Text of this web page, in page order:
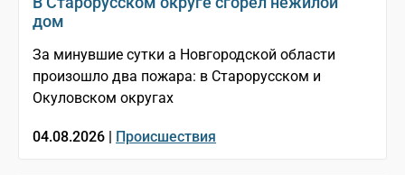
дом
За минувшие сутки а Новгородской области
произошло два пожара: в Старорусском и
Окуловском округах
04.08.2026 | Происшествия